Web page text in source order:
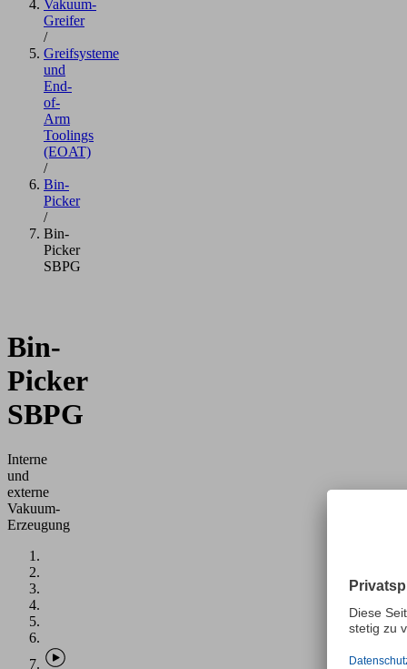
Vakuum-
Greifer
/
Greifsysteme
und
End-
of-
Arm
Toolings
(EOAT)
/
Bin-
Picker
/
Bin-
Picker
SBPG
Bin-
Picker
SBPG
Interne
und
externe
Vakuum-
Erzeugung